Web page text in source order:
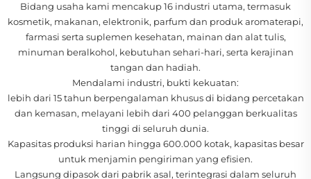
Bidang usaha kami mencakup 16 industri utama, termasuk
kosmetik, makanan, elektronik, parfum dan produk aromaterapi,
farmasi serta suplemen kesehatan, mainan dan alat tulis,
minuman beralkohol, kebutuhan sehari-hari, serta kerajinan
tangan dan hadiah.
Mendalami industri, bukti kekuatan:
lebih dari 15 tahun berpengalaman khusus di bidang percetakan
dan kemasan, melayani lebih dari 400 pelanggan berkualitas
tinggi di seluruh dunia.
Kapasitas produksi harian hingga 600.000 kotak, kapasitas besar
untuk menjamin pengiriman yang efisien.
Langsung dipasok dari pabrik asal, terintegrasi dalam seluruh